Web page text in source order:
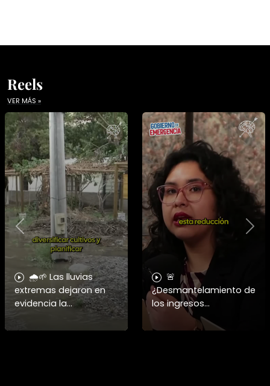
Reels
VER MÁS »
🌧️🌱 Las lluvias
extremas dejaron en
evidencia la
vulnerabilidad del
campo chileno.
🚨
¿Desmantelamiento de
los ingresos
municipales o
beneficio fiscal
Previous